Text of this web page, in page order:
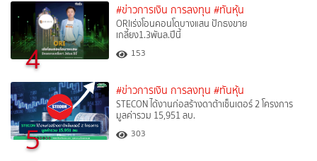
4
#ข่าวการเงิน การลงทุน #ทันหุ้น
ORIเร่งโอนคอนโดบางแสน ปักธงขาย
เกลี้ยง1.3พันล.ปีนี้
153
5
#ข่าวการเงิน การลงทุน #ทันหุ้น
STECON ได้งานก่อสร้างดาต้าเซ็นเตอร์ 2 โครงการ
มูลค่ารวม 15,951 ลบ.
303